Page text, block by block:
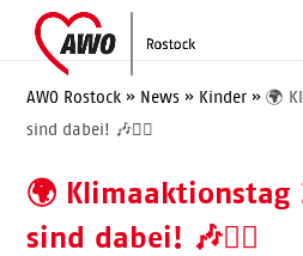
content
Open
mobile
menu
Close
mobile
menu
AWO Rostock » News » Kinder »🌍
sind dabei! 🎶🚴‍♂️
🌍 Klimaaktionstag
sind dabei! 🎶🚴‍♂️